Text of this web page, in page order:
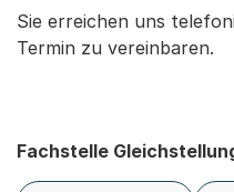
Sie erreichen uns
Termin zu vereinbaren.
Fachstelle